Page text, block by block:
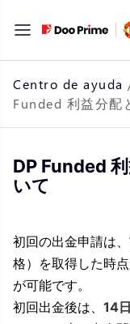
contenido
Centro de ayuda
Funded 利益分配
DP Funded
いて
初回の出金申請は
格）を取得した時点
が可能です。
初回出金後は、 14